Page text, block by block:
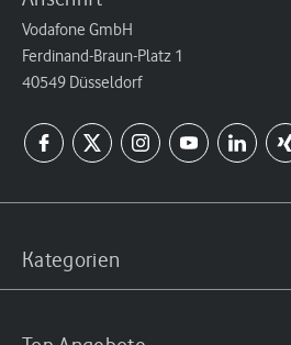
Vodafone GmbH
Ferdinand-Braun-Platz 1
40549 Düsseldorf
Kategorien